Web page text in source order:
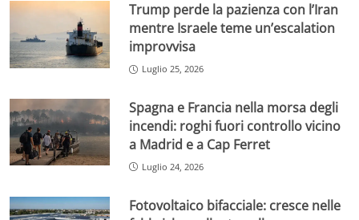
Trump perde la pazienza con l’Iran
mentre Israele teme un’escalation
improvvisa
Luglio 25, 2026
Spagna e Francia nella morsa degli
incendi: roghi fuori controllo vicino
a Madrid e a Cap Ferret
Luglio 24, 2026
Fotovoltaico bifacciale: cresce nelle